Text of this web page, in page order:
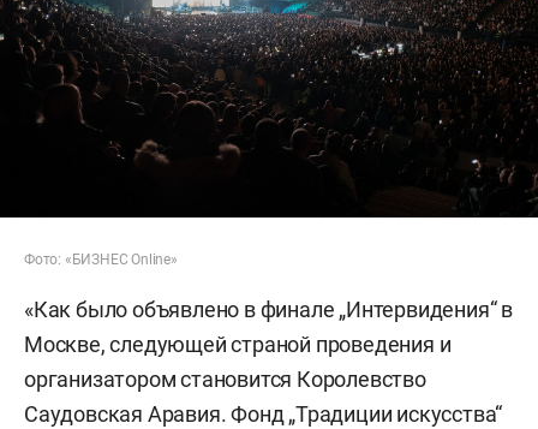
Фото: «БИЗНЕС Online»
«Как было объявлено в финале „Интервидения“ в
Москве, следующей страной проведения и
организатором становится Королевство
Саудовская Аравия. Фонд „Традиции искусства“